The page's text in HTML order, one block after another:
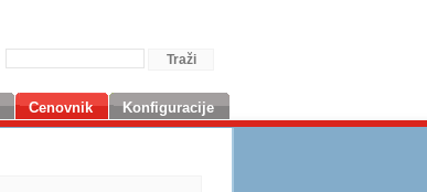
Cenovnik Konfiguracije